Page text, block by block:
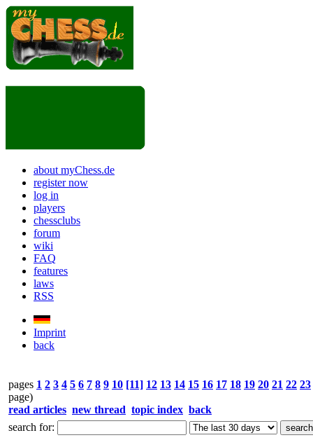
about myChess.de
register now
log in
players
chessclubs
forum
wiki
FAQ
features
laws
RSS
Imprint
back
pages 1 2 3 4 5 6 7 8 9 10 [11] 12 13 14 15 16 17 18 19 20 21 22 23
page)
read articles new thread topic index back
search for: